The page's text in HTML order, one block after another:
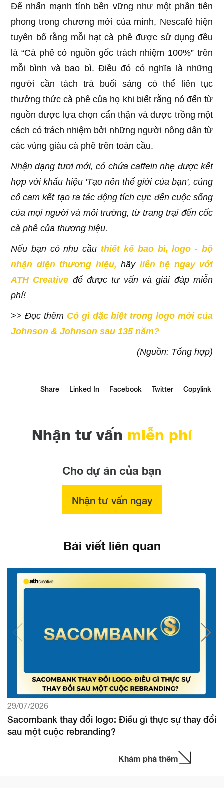
Để nhấn mạnh tính bền vững như một phần tiên
phong trong chương mới của mình, Nescafé hiện
tuyên bố rằng mỗi hạt cà phê được sử dụng đều
là “Cà phê có nguồn gốc trách nhiệm 100%” trên
mỗi bình và bao bì. Điều đó có nghĩa là những
người cần tách trà buổi sáng có thể liên tục
thưởng thức cà phê của họ khi biết rằng nó đến từ
nguồn được lựa chọn cẩn thận và được trồng một
cách có trách nhiệm bởi những người nông dân từ
các vùng giàu cà phê trên toàn cầu.
Nhận dạng tươi mới, có chứa caffein nhẹ được kết
hợp với khẩu hiệu 'Tạo nên thế giới của bạn', củng
cố cam kết tạo ra tác động tích cực đến cuộc sống
của mọi người và môi trường, từ trang trại đến cốc
cà phê của thương hiệu.
Nếu bạn có nhu cầuthiết kế bao bì, logo - bộ
nhận diện thương hiệu, hãy liên hệ ngay với
ATH Creative để được tư vấn và giải đáp miễn
phí!
>> Đọc thêm Có gì đặc biệt trong logo mới của
Johnson & Johnson sau 135 năm?
(Nguồn: Tổng hợp)
Share Linked In Facebook Twitter Copylink
Nhận tư vấn miễn phí
Cho dự án của bạn
Nhận tư vấn ngay
Bài viết liên quan
29/07/2026
Sacombank thay đổi logo: Điều gì thực sự thay đổi
sau một cuộc rebranding?
Khám phá thêm